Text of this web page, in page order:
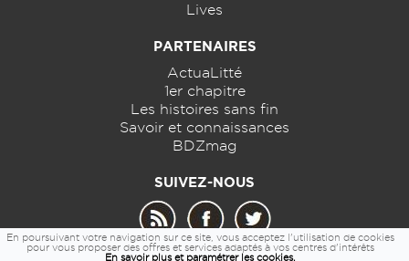
Lives
PARTENAIRES
ActuaLitté
1er chapitre
Les histoires sans fin
Savoir et connaissances
BDZmag
SUIVEZ-NOUS
En poursuivant votre navigation sur ce site, vous acceptez l'utilisation de cookies
pour vous proposer des offres et services adaptés à vos centres d'intérêts
En savoir plus et paramétrer les cookies.